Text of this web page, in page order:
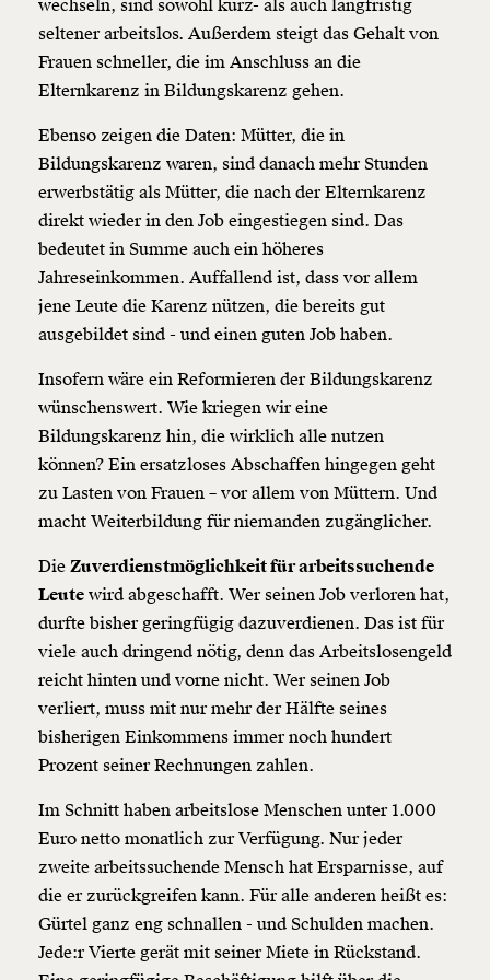
Geschenkurkunde im PDF-Format, welche Du
ausdrucken oder weiterleiten und verschenken
kannst.
1/3
wechseln, sind sowohl kurz- als auch langfristig
seltener arbeitslos. Außerdem steigt das Gehalt von
Frauen schneller, die im Anschluss an die
Elternkarenz in Bildungskarenz gehen.
Ebenso zeigen die Daten: Mütter, die in
Bildungskarenz waren, sind danach mehr Stunden
erwerbstätig als Mütter, die nach der Elternkarenz
direkt wieder in den Job eingestiegen sind. Das
bedeutet in Summe auch ein höheres
Jahreseinkommen. Auffallend ist, dass vor allem
jene Leute die Karenz nützen, die bereits gut
ausgebildet sind - und einen guten Job haben.
Insofern wäre ein Reformieren der Bildungskarenz
wünschenswert. Wie kriegen wir eine
Bildungskarenz hin, die wirklich alle nutzen
können? Ein ersatzloses Abschaffen hingegen geht
zu Lasten von Frauen – vor allem von Müttern. Und
macht Weiterbildung für niemanden zugänglicher.
Die Zuverdienstmöglichkeit für arbeitssuchende
Leute wird abgeschafft. Wer seinen Job verloren hat,
durfte bisher geringfügig dazuverdienen. Das ist für
viele auch dringend nötig, denn das Arbeitslosengeld
reicht hinten und vorne nicht. Wer seinen Job
verliert, muss mit nur mehr der Hälfte seines
bisherigen Einkommens immer noch hundert
Prozent seiner Rechnungen zahlen.
Im Schnitt haben arbeitslose Menschen unter 1.000
Euro netto monatlich zur Verfügung. Nur jeder
zweite arbeitssuchende Mensch hat Ersparnisse, auf
die er zurückgreifen kann. Für alle anderen heißt es:
Gürtel ganz eng schnallen - und Schulden machen.
Jede:r Vierte gerät mit seiner Miete in Rückstand.